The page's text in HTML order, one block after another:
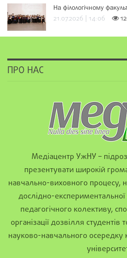
На філологічному
21.07.2026 | 14:06
ПРО НАС
Медіацентр УжНУ –
презентувати широкій
навчально-виховного процесу,
дослідно-експериментальної
педагогічного колективу,
організації дозвілля
науково-навчального